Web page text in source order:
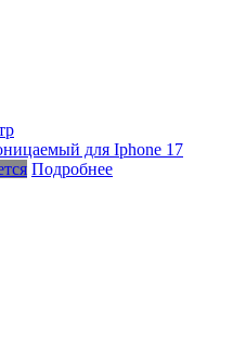
для Iphone 17
Подробнее